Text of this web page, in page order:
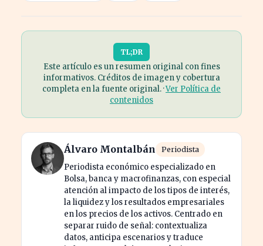
TL;DR
Este artículo es un resumen original con fines
informativos. Créditos de imagen y cobertura
completa en la fuente original. ·Ver Política de
contenidos
Álvaro Montalbán Periodista
Periodista económico especializado en
Bolsa, banca y macrofinanzas, con especial
atención al impacto de los tipos de interés,
la liquidez y los resultados empresariales
en los precios de los activos. Centrado en
separar ruido de señal: contextualiza
datos, anticipa escenarios y traduce